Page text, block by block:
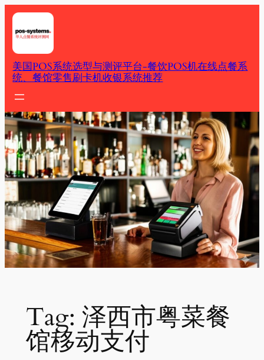
Skip
content
美国POS系统选型与测评平台-餐饮POS机在线点餐系
统、餐馆零售刷卡机收银系统推荐
Tag: 泽西市粤菜餐
馆移动支付